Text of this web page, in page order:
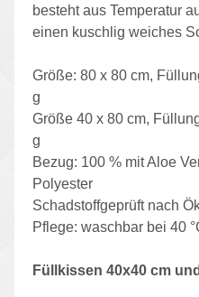
besteht aus Temperatur
einen kuschlig weiches
Größe: 80 x 80 cm,
g
Größe 40 x 80 cm,
g
Bezug: 100 % mit Aloe
Polyester
Schadstoffgeprüft nach
Pflege: waschbar bei 40
Füllkissen 40x40 cm